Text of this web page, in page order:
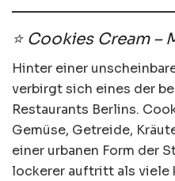
⭐ Cookies Cream –
Hinter einer
verbirgt sich eines der
Restaurants Berlins.
Gemüse, Getreide,
einer urbanen Form der
lockerer auftritt als viele